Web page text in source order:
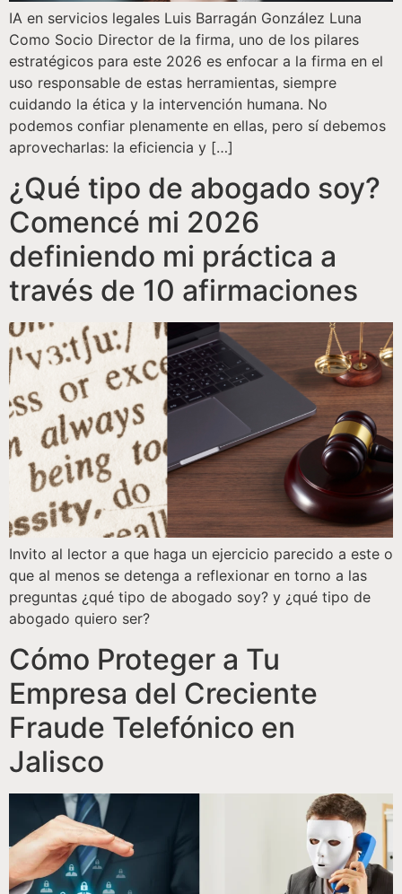
IA en servicios legales Luis Barragán González Luna
Como Socio Director de la firma, uno de los pilares
estratégicos para este 2026 es enfocar a la firma en el
uso responsable de estas herramientas, siempre
cuidando la ética y la intervención humana. No
podemos confiar plenamente en ellas, pero sí debemos
aprovecharlas: la eficiencia y […]
¿Qué tipo de abogado soy?
Comencé mi 2026
definiendo mi práctica a
través de 10 afirmaciones
Invito al lector a que haga un ejercicio parecido a este o
que al menos se detenga a reflexionar en torno a las
preguntas ¿qué tipo de abogado soy? y ¿qué tipo de
abogado quiero ser?
Cómo Proteger a Tu
Empresa del Creciente
Fraude Telefónico en
Jalisco